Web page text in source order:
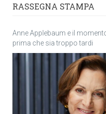
RASSEGNA STAMPA
Anne Applebaum e il
prima che sia troppo tardi